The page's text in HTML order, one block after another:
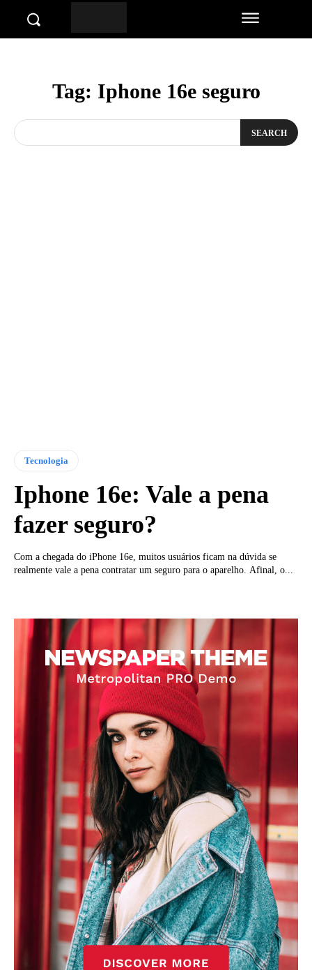
Tag: Iphone 16e seguro
SEARCH
Tecnologia
Iphone 16e: Vale a pena
fazer seguro?
Com a chegada do iPhone 16e, muitos usuários ficam na dúvida se
realmente vale a pena contratar um seguro para o aparelho. Afinal, o...